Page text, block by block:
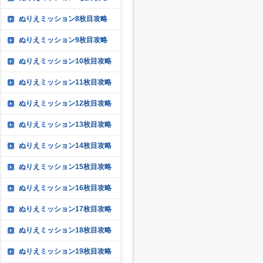
ぬりえミッション8枚目攻略
ぬりえミッション9枚目攻略
ぬりえミッション10枚目攻略
ぬりえミッション11枚目攻略
ぬりえミッション12枚目攻略
ぬりえミッション13枚目攻略
ぬりえミッション14枚目攻略
ぬりえミッション15枚目攻略
ぬりえミッション16枚目攻略
ぬりえミッション17枚目攻略
ぬりえミッション18枚目攻略
ぬりえミッション19枚目攻略